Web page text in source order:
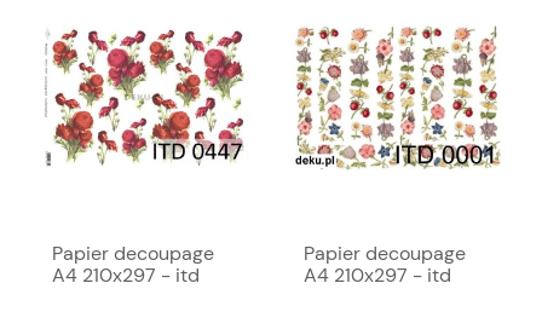
Papier decoupage
A4 210x297 - itd
Papier decoupage
A4 210x297 - itd